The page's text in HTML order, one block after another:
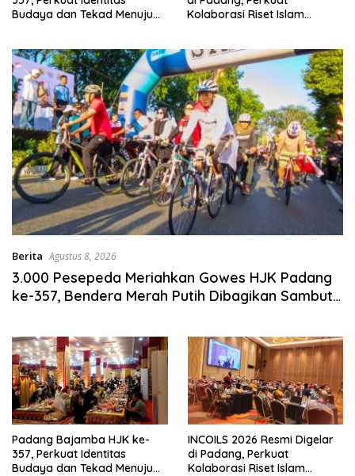
sumbar
tv
Budaya dan Tekad Menuju
Kolaborasi Riset Islam
Berita Agustus 8, 2026
3.000 Pesepeda Meriahkan Gowes HJK Padang
ke-357, Bendera Merah Putih Dibagikan Sambut
Padang Bajamba HJK ke-
357, Perkuat Identitas
Budaya dan Tekad Menuju
INCOILS 2026 Resmi Digelar
di Padang, Perkuat
Kolaborasi Riset Islam